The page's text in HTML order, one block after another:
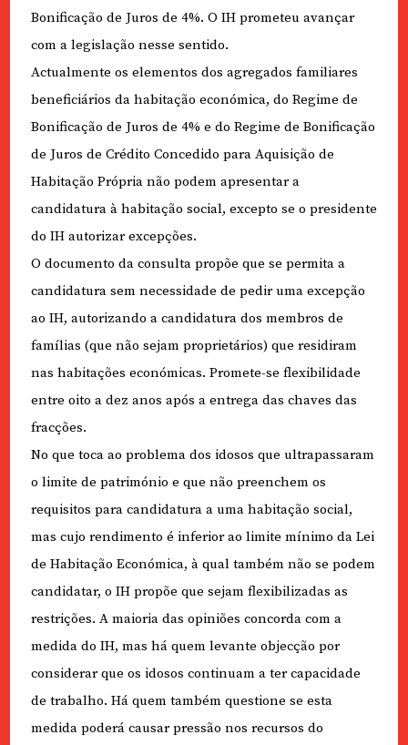
Bonificação de Juros de 4%. O IH prometeu avançar
com a legislação nesse sentido.
Actualmente os elementos dos agregados familiares
beneficiários da habitação económica, do Regime de
Bonificação de Juros de 4% e do Regime de Bonificação
de Juros de Crédito Concedido para Aquisição de
Habitação Própria não podem apresentar a
candidatura à habitação social, excepto se o presidente
do IH autorizar excepções.
O documento da consulta propõe que se permita a
candidatura sem necessidade de pedir uma excepção
ao IH, autorizando a candidatura dos membros de
famílias (que não sejam proprietários) que residiram
nas habitações económicas. Promete-se flexibilidade
entre oito a dez anos após a entrega das chaves das
fracções.
No que toca ao problema dos idosos que ultrapassaram
o limite de património e que não preenchem os
requisitos para candidatura a uma habitação social,
mas cujo rendimento é inferior ao limite mínimo da Lei
de Habitação Económica, à qual também não se podem
candidatar, o IH propõe que sejam flexibilizadas as
restrições. A maioria das opiniões concorda com a
medida do IH, mas há quem levante objecção por
considerar que os idosos continuam a ter capacidade
de trabalho. Há quem também questione se esta
medida poderá causar pressão nos recursos do